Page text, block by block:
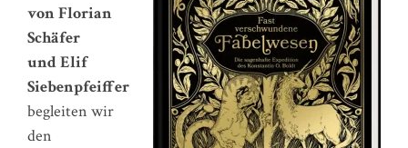
von Florian
Schäfer
und Elif
Siebenpfeiffer
begleiten wir
den